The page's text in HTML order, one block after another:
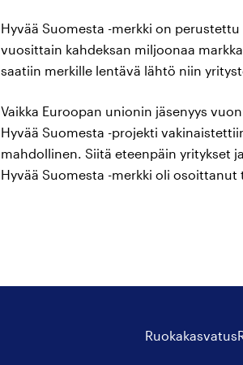
Hyvää Suomesta -merkki on
vuosittain kahdeksan miljoonaa
saatiin merkille lentävä lähtö niin
Vaikka Euroopan unionin jäsenyys
Hyvää Suomesta -projekti
mahdollinen. Siitä eteenpäin yritykset
Hyvää Suomesta -merkki oli osoittanut
Ruokakasvatus